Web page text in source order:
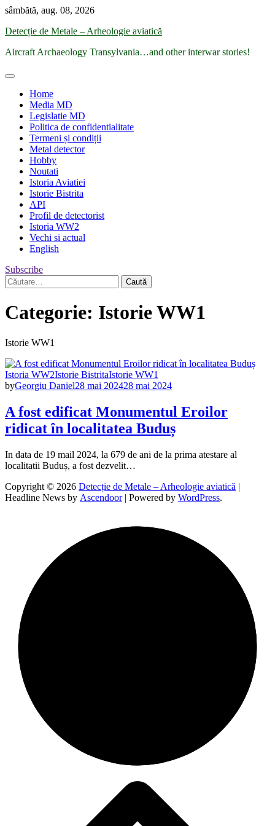
Skip
content
sâmbătă, aug. 08, 2026
Detecție de Metale – Arheologie aviatică
Aircraft Archaeology Transylvania…and other interwar stories!
Home
Media MD
Legislatie MD
Politica de confidentialitate
Termeni și condiții
Metal detector
Hobby
Noutati
Istoria Aviatiei
Istorie Bistrita
API
Profil de detectorist
Istoria WW2
Vechi si actual
English
Subscribe
Caută
după:
Categorie: Istorie WW1
Istorie WW1
Istoria WW2Istorie BistritaIstorie WW1
byGeorgiu Daniel28 mai 202428 mai 2024
A fost edificat Monumentul Eroilor
ridicat în localitatea Buduș
In data de 19 mail 2024, la 679 de ani de la prima atestare al
localitatii Buduș, a fost dezvelit…
Copyright © 2026 Detecție de Metale – Arheologie aviatică |
Headline News by Ascendoor| Powered by WordPress.